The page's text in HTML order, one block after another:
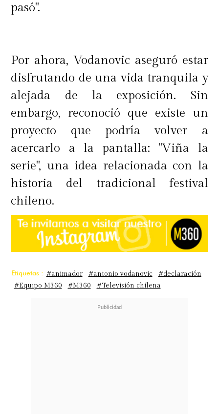
pasó".
Por ahora, Vodanovic aseguró estar
disfrutando de una vida tranquila y
alejada de la exposición. Sin
embargo, reconoció que existe un
proyecto que podría volver a
acercarlo a la pantalla: "Viña la
serie", una idea relacionada con la
historia del tradicional festival
chileno.
Etiquetas : #animador #antonio vodanovic
#declaración
#Equipo M360
#M360 #Televisión chilena